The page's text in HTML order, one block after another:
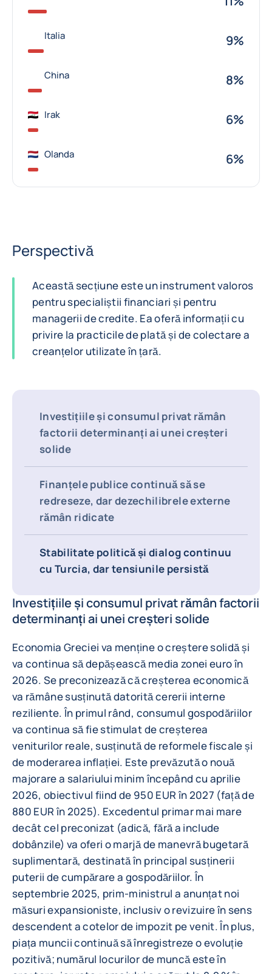
Italia 9%
China 8%
Irak 6%
Olanda 6%
Perspectivă
Această secțiune este un instrument valoros
pentru specialiștii financiari și pentru
managerii de credite. Ea oferă informații cu
privire la practicile de plată și de colectare a
creanțelor utilizate în țară.
Investițiile și consumul privat rămân
factorii determinanți ai unei creșteri
solide
Finanțele publice continuă să se
redreseze, dar dezechilibrele externe
rămân ridicate
Stabilitate politică și dialog continuu
cu Turcia, dar tensiunile persistă
Investițiile și consumul privat rămân factorii
determinanți ai unei creșteri solide
Economia Greciei va menține o creștere solidă și
va continua să depășească media zonei euro în
2026. Se preconizează că creșterea economică
va rămâne susținută datorită cererii interne
reziliente. În primul rând, consumul gospodăriilor
va continua să fie stimulat de creșterea
veniturilor reale, susținută de reformele fiscale și
de moderarea inflației. Este prevăzută o nouă
majorare a salariului minim începând cu aprilie
2026, obiectivul fiind de 950 EUR în 2027 (față de
880 EUR în 2025). Excedentul primar mai mare
decât cel preconizat (adică, fără a include
dobânzile) va oferi o marjă de manevră bugetară
suplimentară, destinată în principal susținerii
puterii de cumpărare a gospodăriilor. În
septembrie 2025, prim-ministrul a anunțat noi
măsuri expansioniste, inclusiv o revizuire în sens
descendent a cotelor de impozit pe venit. În plus,
piața muncii continuă să înregistreze o evoluție
pozitivă; numărul locurilor de muncă este în